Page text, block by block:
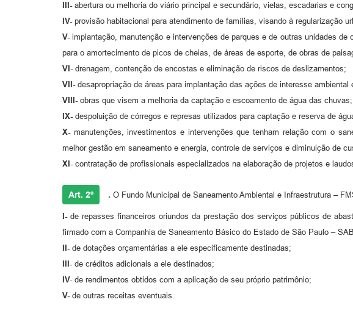
III-abertura ou melhoria do viário principal e secundário, vielas, escadarias e
IV-provisão habitacional para atendimento de famílias, visando à regularização
V-implantação, manutenção e intervenções de parques e de outras unidades
para o amortecimento de picos de cheias, de áreas de esporte, de obras de
VI-drenagem, contenção de encostas e eliminação de riscos de deslizamentos;
VII-desapropriação de áreas para implantação das ações de interesse
VIII-obras que visem a melhoria da captação e escoamento de água das chuvas;
IX-despoluição de córregos e represas utilizados para captação e reserva de
X-manutenções, investimentos e intervenções que tenham relação com o
melhor gestão em saneamento e energia, controle de serviços e diminuição de
XI-contratação de profissionais especializados na elaboração de projetos e
Art. 2º . O Fundo Municipal de Saneamento Ambiental e Infraestrutura –
I-de repasses financeiros oriundos da prestação dos serviços públicos de
firmado com a Companhia de Saneamento Básico do Estado de São Paulo –
II-de dotações orçamentárias a ele especificamente destinadas;
III-de créditos adicionais a ele destinados;
IV-de rendimentos obtidos com a aplicação de seu próprio patrimônio;
V-de outras receitas eventuais.